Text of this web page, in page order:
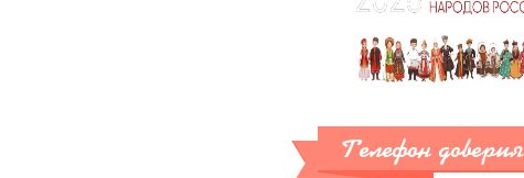
Телефон доверия